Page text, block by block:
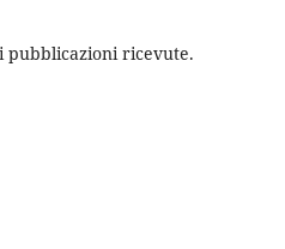
pubblicazioni ricevute.